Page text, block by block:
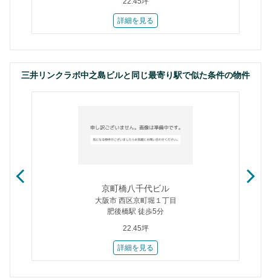
詳細を見る
三井リンクラボ中之島ビルと同じ最寄り駅で似た条件の物件
京町橋八千代ビル
大阪市 西区京町堀１丁目
肥後橋駅 徒歩5分
22.45坪
詳細を見る